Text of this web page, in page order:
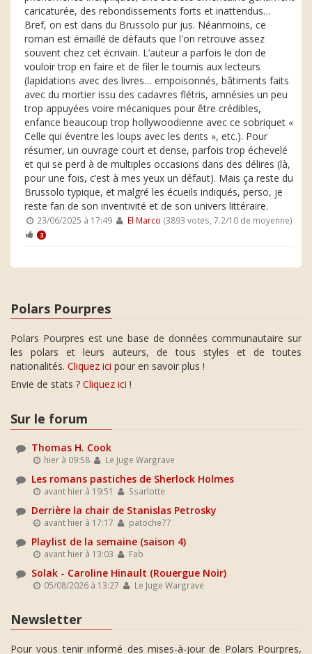
caricaturée, des rebondissements forts et inattendus…
Bref, on est dans du Brussolo pur jus. Néanmoins, ce
roman est émaillé de défauts que l'on retrouve assez
souvent chez cet écrivain. L’auteur a parfois le don de
vouloir trop en faire et de filer le tournis aux lecteurs
(lapidations avec des livres… empoisonnés, bâtiments faits
avec du mortier issu des cadavres flétris, amnésies un peu
trop appuyées voire mécaniques pour être crédibles,
enfance beaucoup trop hollywoodienne avec ce sobriquet «
Celle qui éventre les loups avec les dents », etc.). Pour
résumer, un ouvrage court et dense, parfois trop échevelé
et qui se perd à de multiples occasions dans des délires (là,
pour une fois, c’est à mes yeux un défaut). Mais ça reste du
Brussolo typique, et malgré les écueils indiqués, perso, je
reste fan de son inventivité et de son univers littéraire.
23/06/2025 à 17:49 El Marco (3893 votes, 7.2/10 de moyenne)
3
Polars Pourpres
Polars Pourpres est une base de données communautaire sur
les polars et leurs auteurs, de tous styles et de toutes
nationalités. Cliquez ici pour en savoir plus !
Envie de stats ? Cliquez ici !
Sur le forum
Thomas H. Cook
hier à 09:58 Le Juge Wargrave
Les romans pastiches de Sherlock Holmes
avant hier à 19:51 Ssarlotte
Derrière la chair de Stanislas Petrosky
avant hier à 17:17 patoche77
Playlist de la semaine (saison 4)
avant hier à 13:03 Fab
Solak - Caroline Hinault (Rouergue Noir)
05/08/2026 à 13:27 Le Juge Wargrave
Newsletter
Pour vous tenir informé des mises-à-jour de Polars Pourpres,